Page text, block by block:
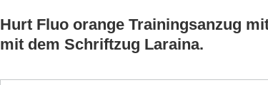
Hurt Fluo orange Trainingsanzug
mit dem Schriftzug Laraina.